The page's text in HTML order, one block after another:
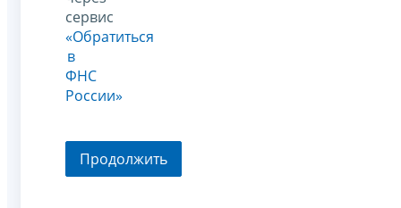
сервис
«Обратиться
в
ФНС
России»
Продолжить